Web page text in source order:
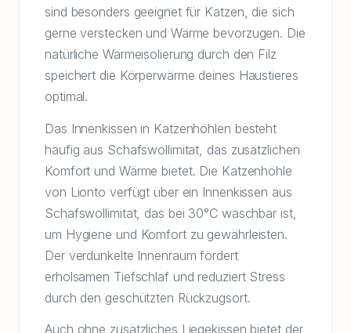
sind besonders geeignet für Katzen, die sich
gerne verstecken und Wärme bevorzugen. Die
natürliche Wärmeisolierung durch den Filz
speichert die Körperwärme deines Haustieres
optimal.
Das Innenkissen in Katzenhöhlen besteht
häufig aus Schafswollimitat, das zusätzlichen
Komfort und Wärme bietet. Die Katzenhöhle
von Lionto verfügt über ein Innenkissen aus
Schafswollimitat, das bei 30°C waschbar ist,
um Hygiene und Komfort zu gewährleisten.
Der verdunkelte Innenraum fördert
erholsamen Tiefschlaf und reduziert Stress
durch den geschützten Rückzugsort.
Auch ohne zusätzliches Liegekissen bietet der